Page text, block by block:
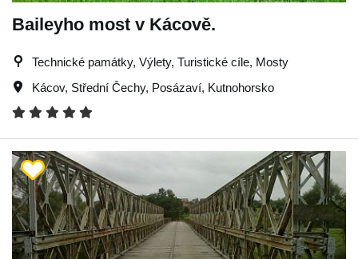
Baileyho most v Kácově.
Technické památky, Výlety, Turistické cíle, Mosty
Kácov, Střední Čechy, Posázaví, Kutnohorsko